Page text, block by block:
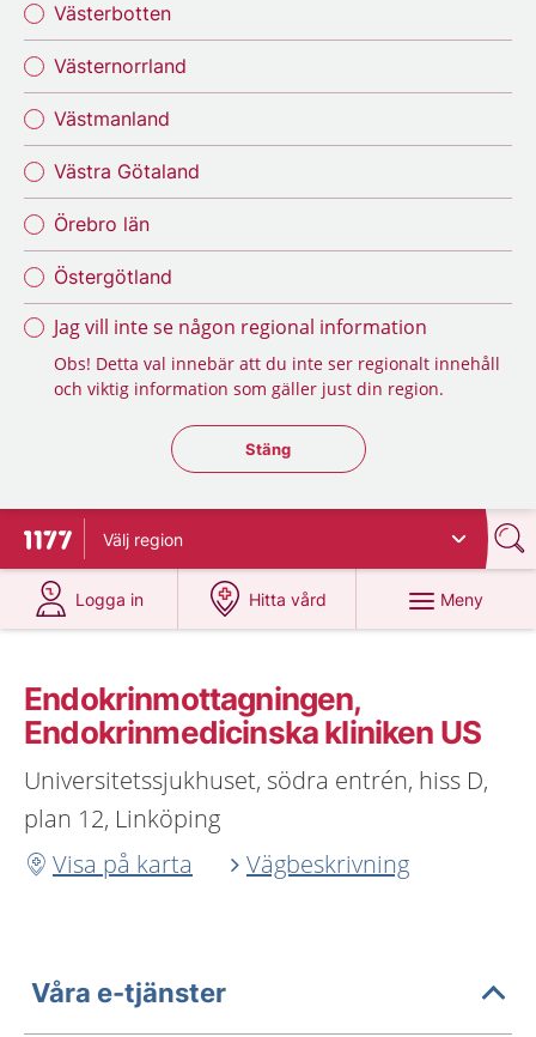
Västerbotten
Västernorrland
Västmanland
Västra Götaland
Örebro län
Östergötland
Jag vill inte se någon regional information
Obs! Detta val innebär att du inte ser regionalt innehåll
och viktig information som gäller just din region.
Stäng regionsväljaren
Stäng
Till startsidan för 1177
Välj region
Logga in
på 1177.se
Hitta vård
på 1177.se
Meny
Endokrinmottagningen,
Endokrinmedicinska kliniken US
Universitetssjukhuset, södra entrén, hiss D,
plan 12, Linköping
Visa på karta
Vägbeskrivning
Våra e-tjänster